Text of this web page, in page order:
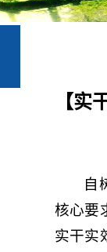
【实
自
核心要
实干实